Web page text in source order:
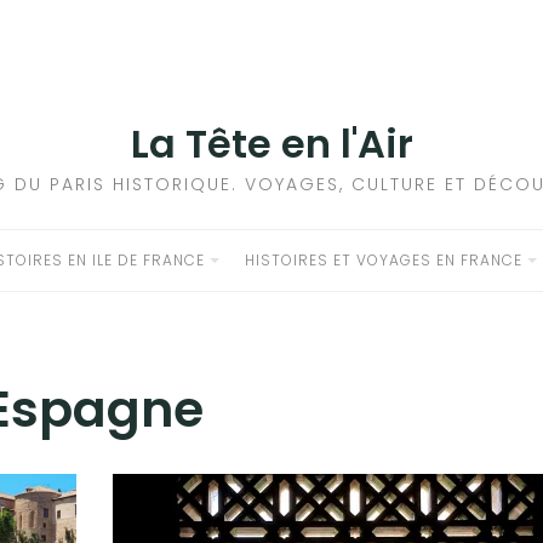
La Tête en l'Air
DU PARIS HISTORIQUE. VOYAGES, CULTURE ET
EN ILE DE FRANCE HISTOIRES ET VOYAGES EN FRANCE